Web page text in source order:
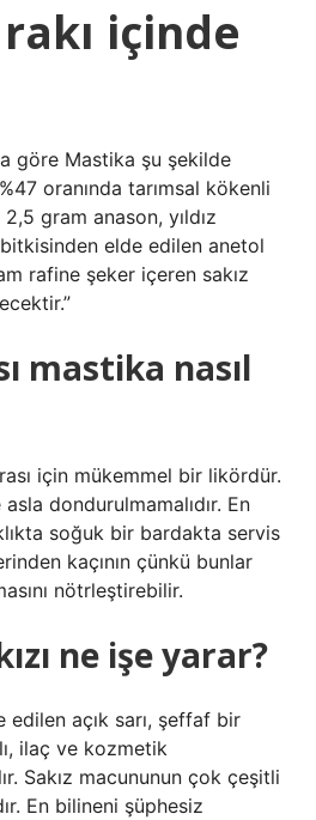
içinde
göre Mastika şu şekilde
oranında tarımsal kökenli
gram anason, yıldız
elde edilen anetol
rafine şeker içeren sakız
mastika nasıl
için mükemmel bir likördür.
dondurulmamalıdır. En
soğuk bir bardakta servis
kaçının çünkü bunlar
nötrleştirebilir.
ne işe yarar?
edilen açık sarı, şeffaf bir
ilaç ve kozmetik
Sakız macununun çok çeşitli
En bilineni şüphesiz